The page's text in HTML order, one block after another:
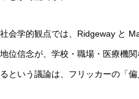
社会学的観点では、Ridgeway と
地位信念が、学校・職場・医療機
るという議論は、フリッカーの「